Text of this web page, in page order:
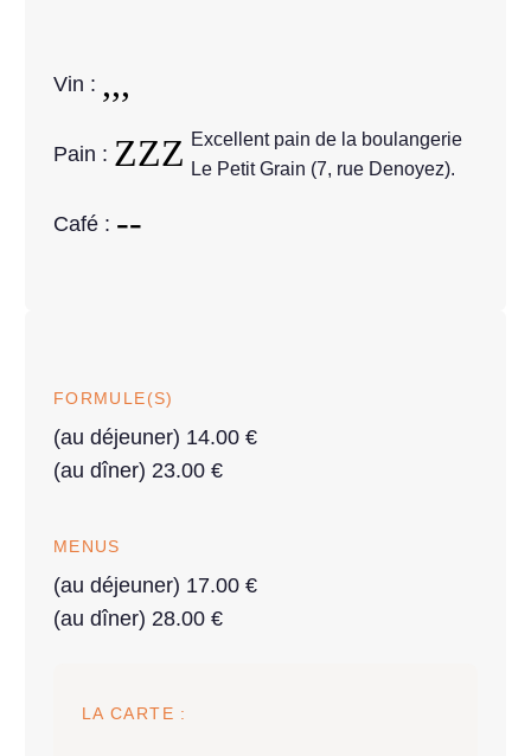
Vin :
Pain :
Excellent pain de la boulangerie
Le Petit Grain (7, rue Denoyez).
Café :
FORMULE(S)
(au déjeuner) 14.00 €
(au dîner) 23.00 €
MENUS
(au déjeuner) 17.00 €
(au dîner) 28.00 €
LA CARTE :